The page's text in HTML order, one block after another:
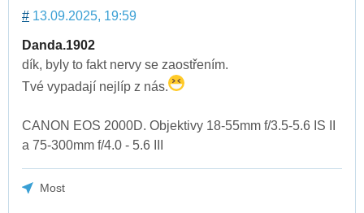
# 13.09.2025, 19:59
Danda.1902
dík, byly to fakt nervy se zaostřením.
Tvé vypadají nejlíp z nás.
CANON EOS 2000D. Objektivy 18-55mm f/3.5-5.6 IS II
a 75-300mm f/4.0 - 5.6 III
Most